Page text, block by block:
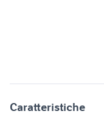
Caratteristiche